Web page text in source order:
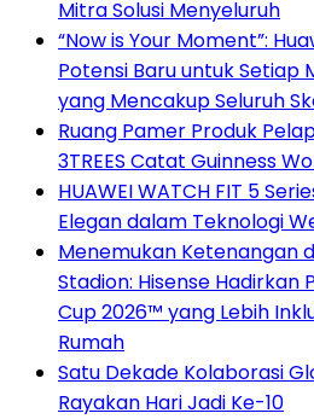
Mitra Solusi Menyeluruh
“Now is Your Moment”:
Potensi Baru untuk Setiap
yang Mencakup Seluruh
Ruang Pamer Produk
3TREES Catat Guinness
HUAWEI WATCH FIT 5
Elegan dalam Teknologi
Menemukan Ketenangan
Stadion: Hisense Hadirkan
Cup 2026™ yang Lebih
Rumah
Satu Dekade Kolaborasi
Rayakan Hari Jadi Ke-10